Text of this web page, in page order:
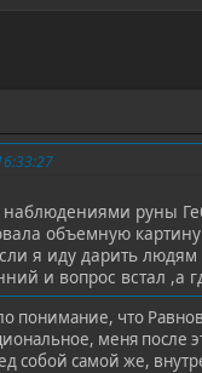
руны
объемную
я иду дарить людям
и вопрос встал ,а
что
меня после
собой самой же,